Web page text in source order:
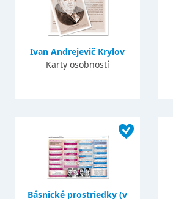
Ivan Andrejevič Krylov
Karty osobností
Básnické prostriedky (v